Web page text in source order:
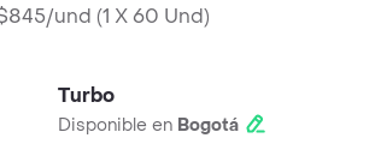
und (1 X 60 Und)
Turbo
Disponible en Bogotá